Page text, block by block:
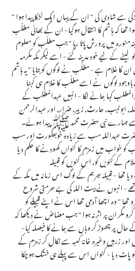
سے شادی کی " ان کے یہاں ایک لڑکا پیدا ہوا "
تھا کہ ہاشم کا انتقال ہوگیا- ان کے بھائی مطلّب
منورہ میں پرورش پاتا رہا " جب مطلّب کو معلوم
لینے کے لیے خود مدینہ گئے - اسے لیکر مکہ مکرمہ
ان کا غلام ہے - مطلّب نے لوگوں کو بتایا " یہ ہاشم
لوگوں نے اسے مطلّب کا غلام ہی کہنا
کہا جانے لگا - انہیں عبدالمطلب کے
ابولہب, حارث, زبیر, ضرار, اور عبدالرحمن
سے ہمارے نبی حضرت محمد ﷺ پیدا ہوئے۔
عبداللہ سب سے زیادہ خوبصورت اور سب
خواب میں زمزم کا کنواں کھودنے کا حکم دیا
کے کنویں کو, اس کنویں کو قبیلہ
- قبیلہ جرہم کے لوگ اس زمانہ میں مکہ کے
- انہوں نے بیت اللہ کی بے حرمتی شروع
" وہ اچھا آدمی تھا اس نے اپنے قبیلے کو
کرو مگر ان پر اثر نہ ہوا " جب مضاض نے دیکھا کہ
حال پر چھوڑ کر وہاں سے جانے کا فیصلہ کیا-
زرہیں وغیرہ خانۂ کعبہ سے نکال کر زمزم کے
پاٹ دیا - کنواں اس سے پہلے ہی خشک ہوچکا